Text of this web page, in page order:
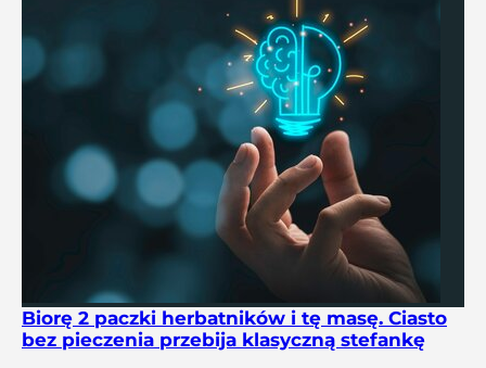
Biorę 2 paczki herbatników i tę masę. Ciasto
bez pieczenia przebija klasyczną stefankę